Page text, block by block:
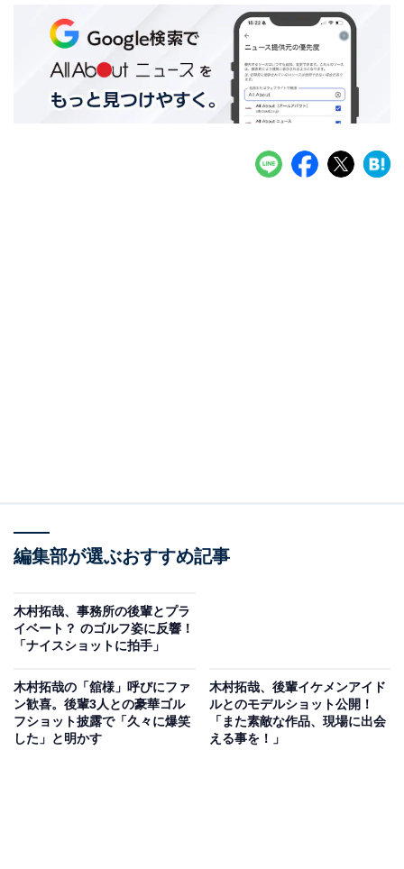
編集部が選ぶおすすめ記事
木村拓哉、事務所の後輩とプラ
イベート？ のゴルフ姿に反響！
「ナイスショットに拍手」
木村拓哉の「舘様」呼びにファ
ン歓喜。後輩3人との豪華ゴル
フショット披露で「久々に爆笑
した」と明かす
木村拓哉、後輩イケメンアイド
ルとのモデルショット公開！
「また素敵な作品、現場に出会
える事を！」